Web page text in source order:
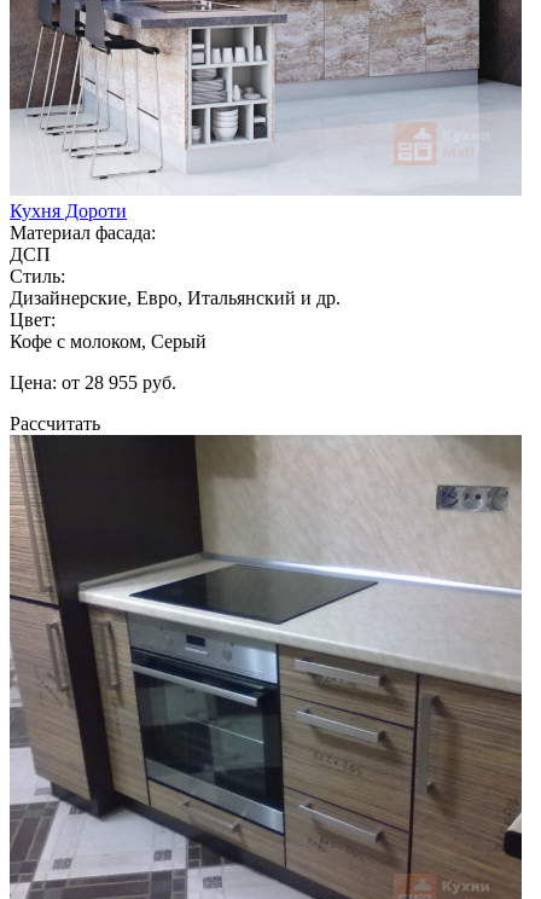
Кухня Дороти
Материал фасада:
ДСП
Стиль:
Дизайнерские, Евро, Итальянский и др.
Цвет:
Кофе с молоком, Серый
Цена: от 28 955 руб.
Рассчитать